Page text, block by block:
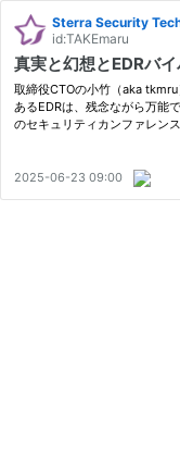
Sterra Security
id:TAKEmaru
真実と幻想とEDRバ
取締役CTOの小竹（aka
あるEDRは、残念ながら万能
のセキュリティカンファレン
て…
2025-06-23 09:00